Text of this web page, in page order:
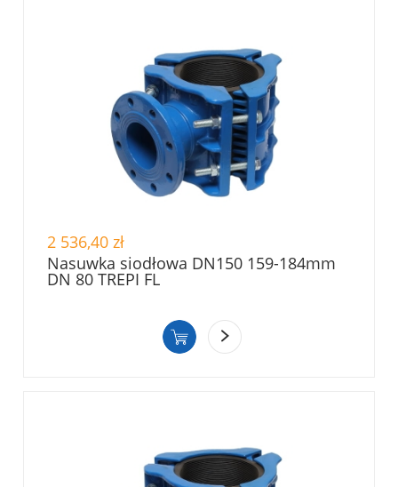
2 536,40 zł
Nasuwka siodłowa DN150 159-184mm
DN 80 TREPI FL